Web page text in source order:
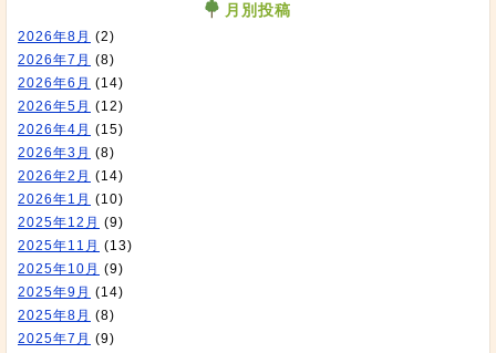
月別投稿
2026年8月 (2)
2026年7月 (8)
2026年6月 (14)
2026年5月 (12)
2026年4月 (15)
2026年3月 (8)
2026年2月 (14)
2026年1月 (10)
2025年12月 (9)
2025年11月 (13)
2025年10月 (9)
2025年9月 (14)
2025年8月 (8)
2025年7月 (9)